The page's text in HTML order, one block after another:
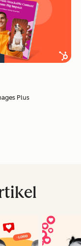
Plus